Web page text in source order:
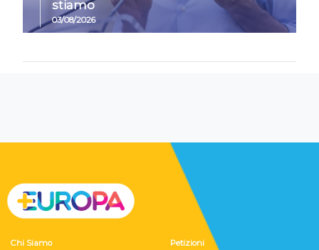
stiamo
03/08/2026
Chi Siamo
Petizioni